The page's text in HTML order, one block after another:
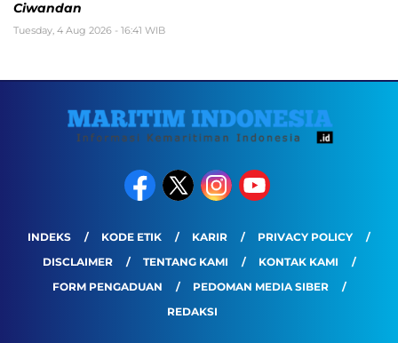
Ciwandan
Tuesday, 4 Aug 2026 - 16:41 WIB
INDEKS KODE ETIK KARIR
PRIVACY POLICY
DISCLAIMER
TENTANG KAMI
KONTAK KAMI
FORM PENGADUAN
PEDOMAN MEDIA SIBER
REDAKSI